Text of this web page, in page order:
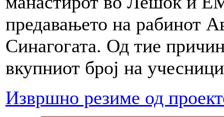
предавањето на рабинот
Синагогата. Од тие
вкупниот број на
Извршно резиме од